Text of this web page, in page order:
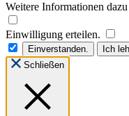
Weitere Informationen
Einwilligung erteilen.
Einverstanden. Ich
Schließen